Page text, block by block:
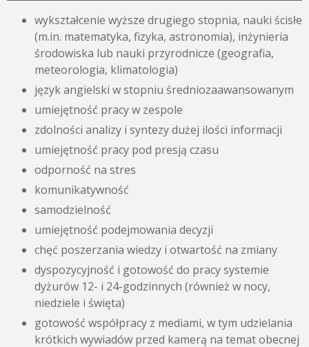
wykształcenie wyższe drugiego stopnia, nauki ścisłe
(m.in. matematyka, fizyka, astronomia), inżynieria
środowiska lub nauki przyrodnicze (geografia,
meteorologia, klimatologia)
język angielski w stopniu średniozaawansowanym
umiejętność pracy w zespole
zdolności analizy i syntezy dużej ilości informacji
umiejętność pracy pod presją czasu
odporność na stres
komunikatywność
samodzielność
umiejętność podejmowania decyzji
chęć poszerzania wiedzy i otwartość na zmiany
dyspozycyjność i gotowość do pracy systemie
dyżurów 12- i 24-godzinnych (również w nocy,
niedziele i święta)
gotowość współpracy z mediami, w tym udzielania
krótkich wywiadów przed kamerą na temat obecnej